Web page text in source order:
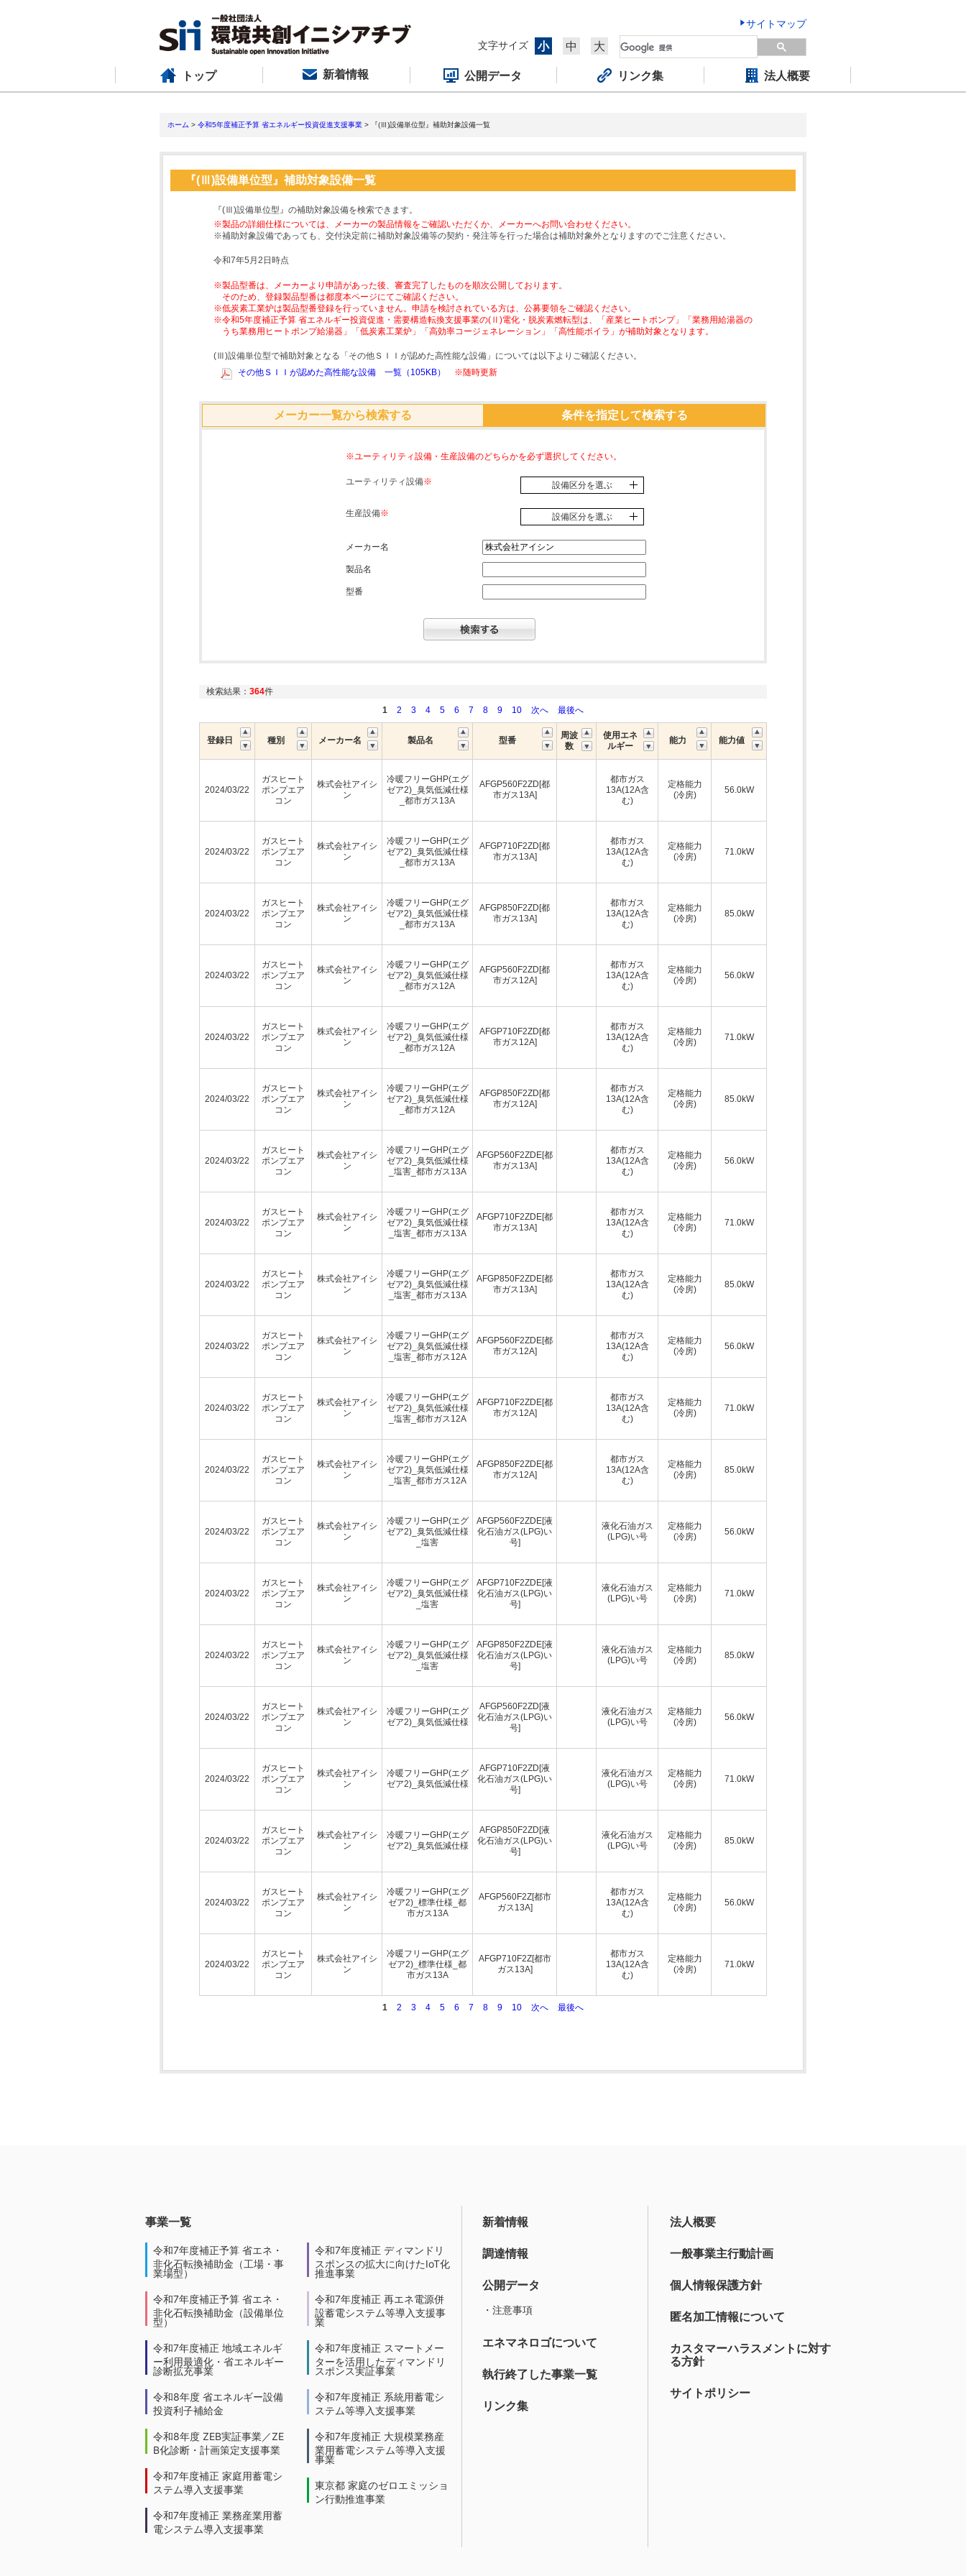
サイトマップ
文字サイズ
小 中 大
トップ 新着情報 公開データ リンク集 法人概要
ホーム > 令和5年度補正予算 省エネルギー投資促進支援事業 > 『(Ⅲ)設備単位型』補助対象設備一覧
『(Ⅲ)設備単位型』補助対象設備一覧
『(Ⅲ)設備単位型』の補助対象設備を検索できます。
※製品の詳細仕様については、メーカーの製品情報をご確認いただくか、メーカーへお問い合わせください。
※補助対象設備であっても、交付決定前に補助対象設備等の契約・発注等を行った場合は補助対象外となりますのでご注意ください。
令和7年5月2日時点
※製品型番は、メーカーより申請があった後、審査完了したものを順次公開しております。
そのため、登録製品型番は都度本ページにてご確認ください。
※低炭素工業炉は製品型番登録を行っていません。申請を検討されている方は、公募要領をご確認ください。
※令和5年度補正予算 省エネルギー投資促進・需要構造転換支援事業の(Ⅱ)電化・脱炭素燃転型は、「産業ヒートポンプ」「業務用給湯器の
うち業務用ヒートポンプ給湯器」「低炭素工業炉」「高効率コージェネレーション」「高性能ボイラ」が補助対象となります。
(Ⅲ)設備単位型で補助対象となる「その他ＳＩＩが認めた高性能な設備」については以下よりご確認ください。
その他ＳＩＩが認めた高性能な設備 一覧（105KB）
※随時更新
メーカー一覧から検索する 条件を指定して検索する
※ユーティリティ設備・生産設備のどちらかを必ず選択してください。
ユーティリティ設備※ 設備区分を選ぶ
生産設備※ 設備区分を選ぶ
メーカー名
製品名
型番
検索結果： 364件
1
2 3 4 5 6 7 8 9 10 次へ 最後へ
登録日 種別 メーカー名 製品名 型番
周波
数
使用エネ
ルギー
能力 能力値
2024/03/22
ガスヒート
ポンプエア
コン
株式会社アイシ
ン
冷暖フリーGHP(エグ
ゼア2)_臭気低減仕様
_都市ガス13A
AFGP560F2ZD[都
市ガス13A]
都市ガス
13A(12A含
む)
定格能力
(冷房)
56.0kW
2024/03/22
ガスヒート
ポンプエア
コン
株式会社アイシ
ン
冷暖フリーGHP(エグ
ゼア2)_臭気低減仕様
_都市ガス13A
AFGP710F2ZD[都
市ガス13A]
都市ガス
13A(12A含
む)
定格能力
(冷房)
71.0kW
2024/03/22
ガスヒート
ポンプエア
コン
株式会社アイシ
ン
冷暖フリーGHP(エグ
ゼア2)_臭気低減仕様
_都市ガス13A
AFGP850F2ZD[都
市ガス13A]
都市ガス
13A(12A含
む)
定格能力
(冷房)
85.0kW
2024/03/22
ガスヒート
ポンプエア
コン
株式会社アイシ
ン
冷暖フリーGHP(エグ
ゼア2)_臭気低減仕様
_都市ガス12A
AFGP560F2ZD[都
市ガス12A]
都市ガス
13A(12A含
む)
定格能力
(冷房)
56.0kW
2024/03/22
ガスヒート
ポンプエア
コン
株式会社アイシ
ン
冷暖フリーGHP(エグ
ゼア2)_臭気低減仕様
_都市ガス12A
AFGP710F2ZD[都
市ガス12A]
都市ガス
13A(12A含
む)
定格能力
(冷房)
71.0kW
2024/03/22
ガスヒート
ポンプエア
コン
株式会社アイシ
ン
冷暖フリーGHP(エグ
ゼア2)_臭気低減仕様
_都市ガス12A
AFGP850F2ZD[都
市ガス12A]
都市ガス
13A(12A含
む)
定格能力
(冷房)
85.0kW
2024/03/22
ガスヒート
ポンプエア
コン
株式会社アイシ
ン
冷暖フリーGHP(エグ
ゼア2)_臭気低減仕様
_塩害_都市ガス13A
AFGP560F2ZDE[都
市ガス13A]
都市ガス
13A(12A含
む)
定格能力
(冷房)
56.0kW
2024/03/22
ガスヒート
ポンプエア
コン
株式会社アイシ
ン
冷暖フリーGHP(エグ
ゼア2)_臭気低減仕様
_塩害_都市ガス13A
AFGP710F2ZDE[都
市ガス13A]
都市ガス
13A(12A含
む)
定格能力
(冷房)
71.0kW
2024/03/22
ガスヒート
ポンプエア
コン
株式会社アイシ
ン
冷暖フリーGHP(エグ
ゼア2)_臭気低減仕様
_塩害_都市ガス13A
AFGP850F2ZDE[都
市ガス13A]
都市ガス
13A(12A含
む)
定格能力
(冷房)
85.0kW
2024/03/22
ガスヒート
ポンプエア
コン
株式会社アイシ
ン
冷暖フリーGHP(エグ
ゼア2)_臭気低減仕様
_塩害_都市ガス12A
AFGP560F2ZDE[都
市ガス12A]
都市ガス
13A(12A含
む)
定格能力
(冷房)
56.0kW
2024/03/22
ガスヒート
ポンプエア
コン
株式会社アイシ
ン
冷暖フリーGHP(エグ
ゼア2)_臭気低減仕様
_塩害_都市ガス12A
AFGP710F2ZDE[都
市ガス12A]
都市ガス
13A(12A含
む)
定格能力
(冷房)
71.0kW
2024/03/22
ガスヒート
ポンプエア
コン
株式会社アイシ
ン
冷暖フリーGHP(エグ
ゼア2)_臭気低減仕様
_塩害_都市ガス12A
AFGP850F2ZDE[都
市ガス12A]
都市ガス
13A(12A含
む)
定格能力
(冷房)
85.0kW
2024/03/22
ガスヒート
ポンプエア
コン
株式会社アイシ
ン
冷暖フリーGHP(エグ
ゼア2)_臭気低減仕様
_塩害
AFGP560F2ZDE[液
化石油ガス(LPG)い
号]
液化石油ガス
(LPG)い号
定格能力
(冷房)
56.0kW
2024/03/22
ガスヒート
ポンプエア
コン
株式会社アイシ
ン
冷暖フリーGHP(エグ
ゼア2)_臭気低減仕様
_塩害
AFGP710F2ZDE[液
化石油ガス(LPG)い
号]
液化石油ガス
(LPG)い号
定格能力
(冷房)
71.0kW
2024/03/22
ガスヒート
ポンプエア
コン
株式会社アイシ
ン
冷暖フリーGHP(エグ
ゼア2)_臭気低減仕様
_塩害
AFGP850F2ZDE[液
化石油ガス(LPG)い
号]
液化石油ガス
(LPG)い号
定格能力
(冷房)
85.0kW
2024/03/22
ガスヒート
ポンプエア
コン
株式会社アイシ
ン
冷暖フリーGHP(エグ
ゼア2)_臭気低減仕様
AFGP560F2ZD[液
化石油ガス(LPG)い
号]
液化石油ガス
(LPG)い号
定格能力
(冷房)
56.0kW
2024/03/22
ガスヒート
ポンプエア
コン
株式会社アイシ
ン
冷暖フリーGHP(エグ
ゼア2)_臭気低減仕様
AFGP710F2ZD[液
化石油ガス(LPG)い
号]
液化石油ガス
(LPG)い号
定格能力
(冷房)
71.0kW
2024/03/22
ガスヒート
ポンプエア
コン
株式会社アイシ
ン
冷暖フリーGHP(エグ
ゼア2)_臭気低減仕様
AFGP850F2ZD[液
化石油ガス(LPG)い
号]
液化石油ガス
(LPG)い号
定格能力
(冷房)
85.0kW
2024/03/22
ガスヒート
ポンプエア
コン
株式会社アイシ
ン
冷暖フリーGHP(エグ
ゼア2)_標準仕様_都
市ガス13A
AFGP560F2Z[都市
ガス13A]
都市ガス
13A(12A含
む)
定格能力
(冷房)
56.0kW
2024/03/22
ガスヒート
ポンプエア
コン
株式会社アイシ
ン
冷暖フリーGHP(エグ
ゼア2)_標準仕様_都
市ガス13A
AFGP710F2Z[都市
ガス13A]
都市ガス
13A(12A含
む)
定格能力
(冷房)
71.0kW
1 2 3 4 5 6 7 8 9 10 次へ 最後へ
事業一覧
令和7年度補正予算 省エネ・
非化石転換補助金（工場・事
業場型）
令和7年度補正予算 省エネ・
非化石転換補助金（設備単位
型）
令和7年度補正 地域エネルギ
ー利用最適化・省エネルギー
診断拡充事業
令和8年度 省エネルギー設備
投資利子補給金
令和8年度 ZEB実証事業／ZE
B化診断・計画策定支援事業
令和7年度補正 家庭用蓄電シ
ステム導入支援事業
令和7年度補正 業務産業用蓄
電システム導入支援事業
令和7年度補正 ディマンドリ
スポンスの拡大に向けたIoT化
推進事業
令和7年度補正 再エネ電源併
設蓄電システム等導入支援事
業
令和7年度補正 スマートメー
ターを活用したディマンドリ
スポンス実証事業
令和7年度補正 系統用蓄電シ
ステム等導入支援事業
令和7年度補正 大規模業務産
業用蓄電システム等導入支援
事業
東京都 家庭のゼロエミッショ
ン行動推進事業
新着情報
調達情報
公開データ
・注意事項
エネマネロゴについて
執行終了した事業一覧
リンク集
法人概要
一般事業主行動計画
個人情報保護方針
匿名加工情報について
カスタマーハラスメントに対す
る方針
サイトポリシー